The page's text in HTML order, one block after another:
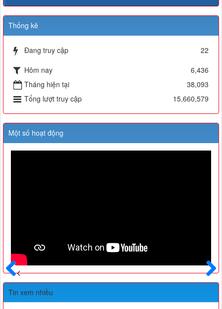
Thống kê
Đang truy cập
22
Hôm nay
6,436
Tháng hiện tại
38,093
Tổng lượt truy cập
15,660,579
Một số hoạt động
Sau
Trước
Tin xem nhiều